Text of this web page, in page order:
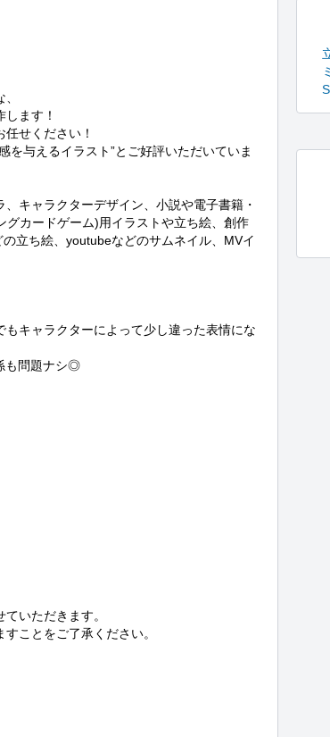
ます！
せください！
を与えるイラスト”とご好評いただいていま
キャラクターデザイン、小説や電子書籍・
カードゲーム)用イラストや立ち絵、創作
立ち絵、youtubeなどのサムネイル、MVイ
キャラクターによって少し違った表情にな
も問題ナシ◎
いただきます。
ことをご了承ください。